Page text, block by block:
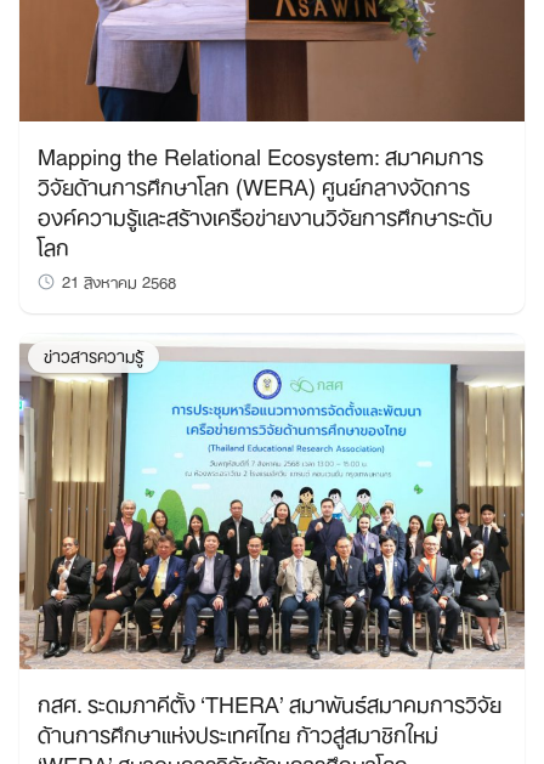
Mapping the Relational Ecosystem: สมาคมการ
วิจัยด้านการศึกษาโลก (WERA) ศูนย์กลางจัดการ
องค์ความรู้และสร้างเครือข่ายงานวิจัยการศึกษาระดับ
โลก
21 สิงหาคม 2568
ข่าวสารความรู้
กสศ. ระดมภาคีตั้ง ‘THERA’ สมาพันธ์สมาคมการวิจัย
ด้านการศึกษาแห่งประเทศไทย ก้าวสู่สมาชิกใหม่